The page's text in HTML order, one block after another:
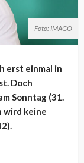
Foto: IMAGO
erst einmal in
Doch
Sonntag (31.
wird keine